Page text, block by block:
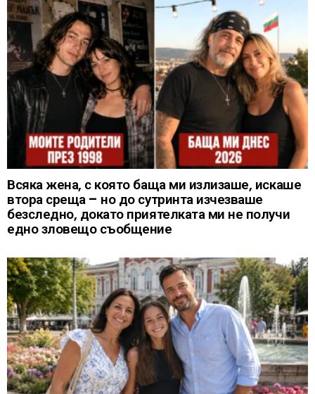
Всяка жена, с която баща ми излизаше, искаше
втора среща – но до сутринта изчезваше
безследно, докато приятелката ми не получи
едно зловещо съобщение